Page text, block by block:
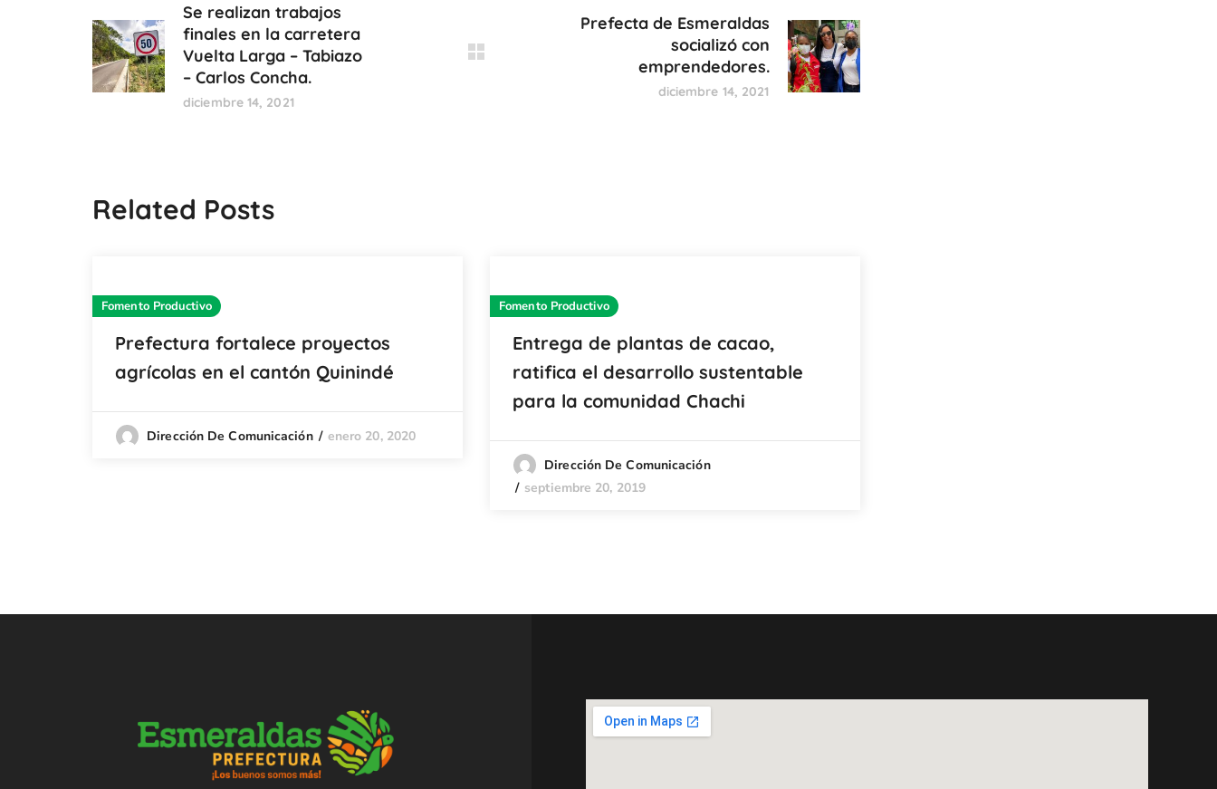
Se realizan trabajos
finales en la carretera
Vuelta Larga – Tabiazo
– Carlos Concha.
diciembre 14, 2021
Prefecta de Esmeraldas
socializó con
emprendedores.
diciembre 14, 2021
Related Posts
Fomento Productivo
Prefectura fortalece proyectos
agrícolas en el cantón Quinindé
Dirección De Comunicación enero 20, 2020
Fomento Productivo
Entrega de plantas de cacao,
ratifica el desarrollo sustentable
para la comunidad Chachi
Dirección De Comunicación
septiembre 20, 2019